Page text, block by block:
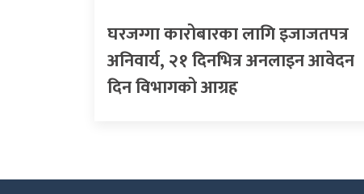
घरजग्गा कारोबारका लागि इजाजतपत्र
अनिवार्य, २१ दिनभित्र अनलाइन आवेदन
दिन विभागको आग्रह